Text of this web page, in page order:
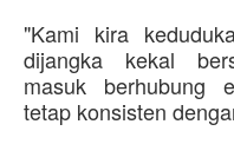
"Kami kira
dijangka kekal
masuk berhubung
tetap konsisten